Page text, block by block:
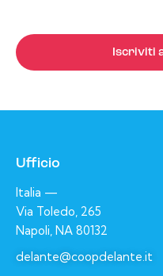
Iscriviti
Ufficio
Italia —
Via Toledo, 265
Napoli, NA 80132
delante@coopdelante.it